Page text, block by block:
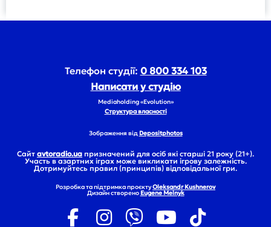
Телефон студії: 0 800 334 103
Написати у студію
Mediaholding «Evolution»
Структура власності
Зображення відDepositphotos
Сайт avtoradio.ua призначений для осіб які старші 21 року (21+).
Участь в азартних іграх може викликати ігрову залежність.
Дотримуйтесь правил (принципів) відповідальної гри.
Розробка та підтримка проєктуOleksandr Kushnerov
Дизайн створеноEugene Melnyk